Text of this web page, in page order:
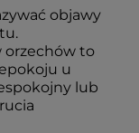
objawy
orzechów to
u
lub